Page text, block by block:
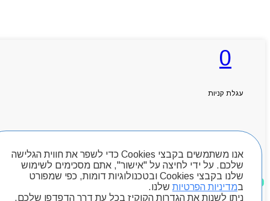
אנו משתמשים בקבצי Cookies כדי לשפר את חווית הגלישה
שלכם. על ידי לחיצה על "אישור", אתם מסכימים לשימוש
שלנו בקבצי Cookies ובטכנולוגיות דומות, כפי שמפורט
במדיניות הפרטיות שלנו.
ניתן לשנות את הגדרות הקוקיז בכל עת דרך הדפדפן שלכם.
0
עגלת קניות
חיפוש מוצרים
מוצרים שאהבתי
אודותניו
קטלוג מוצרים
יצירת קשר
מותגים